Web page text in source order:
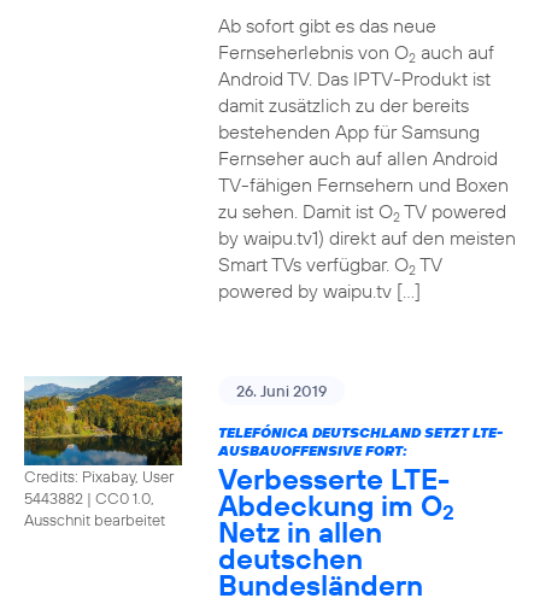
Ab sofort gibt es das neue
Fernseherlebnis von O2auch auf
Android TV. Das IPTV-Produkt ist
damit zusätzlich zu der bereits
bestehenden App für Samsung
Fernseher auch auf allen Android
TV-fähigen Fernsehern und Boxen
zu sehen. Damit ist O2TV powered
by waipu.tv1) direkt auf den meisten
Smart TVs verfügbar. O2TV
powered by waipu.tv […]
Credits: Pixabay, User
5443882 | CC0 1.0,
Ausschnit bearbeitet
26. Juni 2019
TELEFÓNICA DEUTSCHLAND SETZT LTE-
AUSBAUOFFENSIVE FORT:
Verbesserte LTE-
Abdeckung im O2
Netz in allen
deutschen
Bundesländern